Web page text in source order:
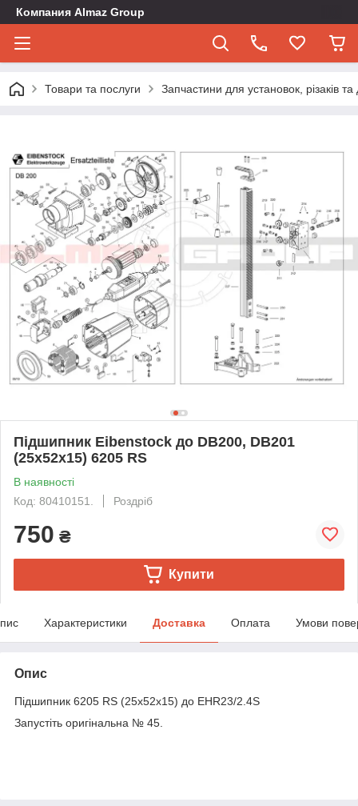
Компания Almaz Group
Товари та послуги Запчастини для установок, різаків
Підшипник Eibenstock до DB200, DB201
(25x52x15) 6205 RS
В наявності
Код: 80410151.
Роздріб
750 ₴
Купити
Характеристики Доставка Оплата Умови
Опис
Підшипник 6205 RS (25x52x15) до EHR23/2.4S
Запустіть оригінальна № 45.